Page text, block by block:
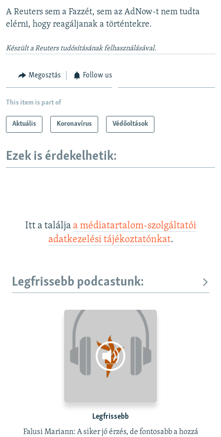
A Reuters sem a Fazzét, sem az AdNow-t nem tudta
elérni, hogy reagáljanak a történtekre.
Készült a Reuters tudósításának felhasználásával.
Megosztás Follow us
This item is part of
Aktuális Koronavírus Védőoltások
Ezek is érdekelhetik:
Itt a találja a médiatartalom-szolgáltatói
adatkezelési tájékoztatónkat.
Legfrissebb podcastunk:
Legfrissebb
Falusi Mariann: A siker jó érzés, de fontosabb a hozzá